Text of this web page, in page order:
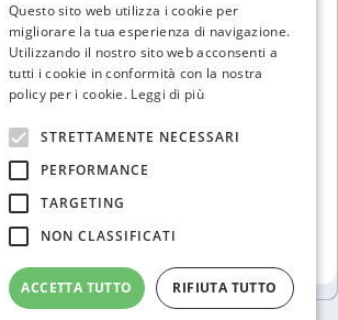
113
401
222
397
Questo sito web utilizza i cookie per
migliorare la tua esperienza di navigazione.
Utilizzando il nostro sito web acconsenti a
tutti i cookie in conformità con la nostra
policy per i cookie. Leggi di più
STRETTAMENTE NECESSARI
PERFORMANCE
TARGETING
NON CLASSIFICATI
ACCETTA TUTTO RIFIUTA TUTTO